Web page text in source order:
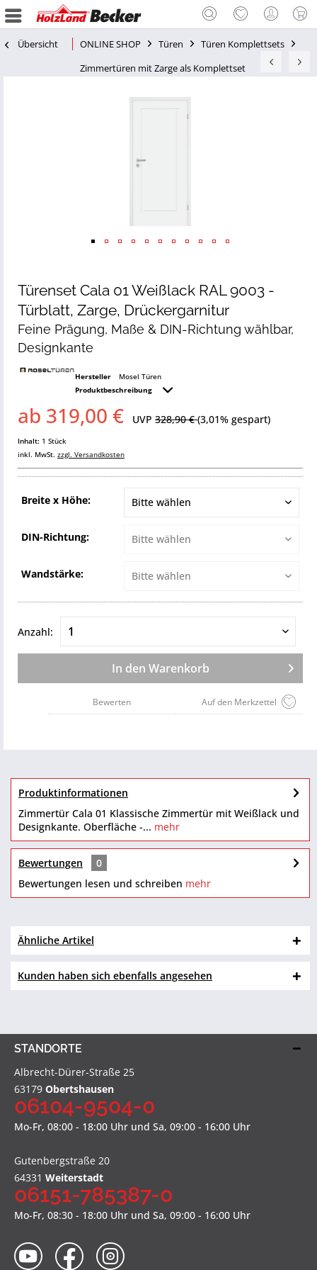
Übersicht ONLINE SHOP Türen
Türen Komplettsets
Zimmertüren mit Zarge als Komplettset
Türenset Cala 01 Weißlack RAL 9003 -
Türblatt, Zarge, Drückergarnitur
Feine Prägung, Maße & DIN-Richtung wählbar,
Designkante
Hersteller
Mosel Türen
Produktbeschreibung
ab 319,00 € UVP 328,90 €(3,01% gespart)
Inhalt: 1 Stück
inkl. MwSt. zzgl. Versandkosten
Breite x Höhe:
DIN-Richtung:
Wandstärke:
Anzahl:
In den Warenkorb
Auf den Merkzettel
Bewerten
Produktinformationen
Zimmertür Cala 01 Klassische Zimmertür mit Weißlack und
Designkante. Oberfläche -... mehr
Bewertungen
0
Bewertungen lesen und schreiben mehr
Ähnliche Artikel
Kunden haben sich ebenfalls angesehen
STANDORTE
Albrecht-Dürer-Straße 25
63179 Obertshausen
06104-9504-0
Mo-Fr, 08:00 - 18:00 Uhr und Sa, 09:00 - 16:00 Uhr
Gutenbergstraße 20
64331 Weiterstadt
06151-785387-0
Mo-Fr, 08:30 - 18:00 Uhr und Sa, 09:00 - 16:00 Uhr